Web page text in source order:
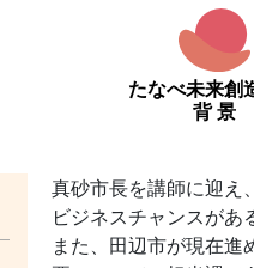
たなべ未来創
背 景
真砂市長を講師に迎え
ビジネスチャンスがあ
また、田辺市が現在